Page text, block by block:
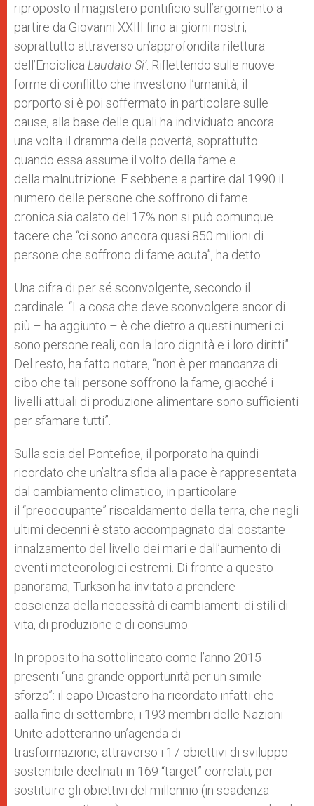
riproposto il magistero pontificio sull’argomento a
partire da Giovanni XXIII fino ai giorni nostri,
soprattutto attraverso un’approfondita rilettura
dell’Enciclica Laudato Si’. Riflettendo sulle nuove
forme di conflitto che investono l’umanità, il
porporto si è poi soffermato in particolare sulle
cause, alla base delle quali ha individuato ancora
una volta il dramma della povertà, soprattutto
quando essa assume il volto della fame e
della malnutrizione. E sebbene a partire dal 1990 il
numero delle persone che soffrono di fame
cronica sia calato del 17% non si può comunque
tacere che “ci sono ancora quasi 850 milioni di
persone che soffrono di fame acuta”, ha detto.
Una cifra di per sé sconvolgente, secondo il
cardinale. “La cosa che deve sconvolgere ancor di
più – ha aggiunto – è che dietro a questi numeri ci
sono persone reali, con la loro dignità e i loro diritti”.
Del resto, ha fatto notare, “non è per mancanza di
cibo che tali persone soffrono la fame, giacché i
livelli attuali di produzione alimentare sono sufficienti
per sfamare tutti”.
Sulla scia del Pontefice, il porporato ha quindi
ricordato che un’altra sfida alla pace è rappresentata
dal cambiamento climatico, in particolare
il “preoccupante” riscaldamento della terra, che negli
ultimi decenni è stato accompagnato dal costante
innalzamento del livello dei mari e dall’aumento di
eventi meteorologici estremi. Di fronte a questo
panorama, Turkson ha invitato a prendere
coscienza della necessità di cambiamenti di stili di
vita, di produzione e di consumo.
In proposito ha sottolineato come l’anno 2015
presenti “una grande opportunità per un simile
sforzo”: il capo Dicastero ha ricordato infatti che
aalla fine di settembre, i 193 membri delle Nazioni
Unite adotteranno un’agenda di
trasformazione, attraverso i 17 obiettivi di sviluppo
sostenibile declinati in 169 “target” correlati, per
sostituire gli obiettivi del millennio (in scadenza